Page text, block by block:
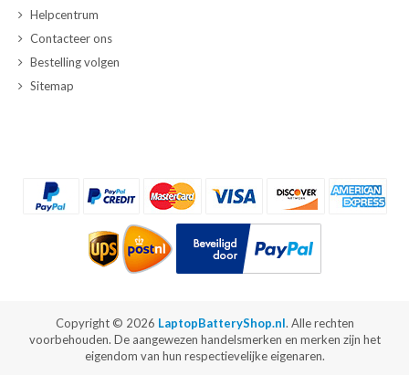
Helpcentrum
Contacteer ons
Bestelling volgen
Sitemap
Copyright © 2026 LaptopBatteryShop.nl. Alle rechten
voorbehouden. De aangewezen handelsmerken en merken zijn het
eigendom van hun respectievelijke eigenaren.